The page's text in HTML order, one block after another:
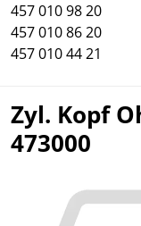
457 010 98 20
457 010 86 20
457 010 44 21
Zyl. Kopf
473000